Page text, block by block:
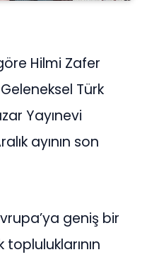
Hilmi Zafer
Türk
Yayınevi
ayının son
geniş bir